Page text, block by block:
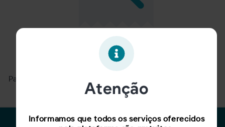
Oportunidade expirada!
Para ver mais, acesse a página
Atenção
Informamos que todos os serviços oferecidos